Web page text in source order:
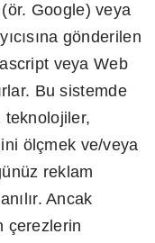
Google) veya
gönderilen
veya Web
Bu sistemde
teknolojiler,
ölçmek ve/veya
reklam
Ancak
çerezlerin